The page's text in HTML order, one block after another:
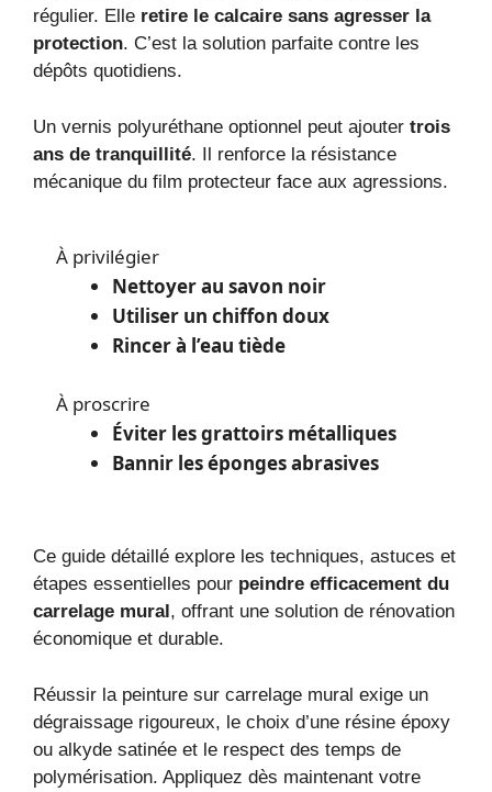
régulier. Elle retire le calcaire sans agresser la
protection. C’est la solution parfaite contre les
dépôts quotidiens.
Un vernis polyuréthane optionnel peut ajouter trois
ans de tranquillité. Il renforce la résistance
mécanique du film protecteur face aux agressions.
À privilégier
Nettoyer au savon noir
Utiliser un chiffon doux
Rincer à l’eau tiède
À proscrire
Éviter les grattoirs métalliques
Bannir les éponges abrasives
Ce guide détaillé explore les techniques, astuces et
étapes essentielles pour peindre efficacement du
carrelage mural , offrant une solution de rénovation
économique et durable.
Réussir la peinture sur carrelage mural exige un
dégraissage rigoureux, le choix d’une résine époxy
ou alkyde satinée et le respect des temps de
polymérisation. Appliquez dès maintenant votre